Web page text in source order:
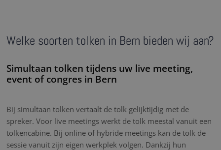
Welke soorten tolken in Bern bieden wij aan?
Simultaan tolken tijdens uw live meeting,
event of congres in Bern
Bij simultaan tolken vertaalt de tolk gelijktijdig met de
spreker. Voor live meetings werkt de tolk meestal vanuit een
tolkencabine. Bij online of hybride meetings kan de tolk de
sessie vanuit zijn eigen werkplek volgen. Dankzij hun